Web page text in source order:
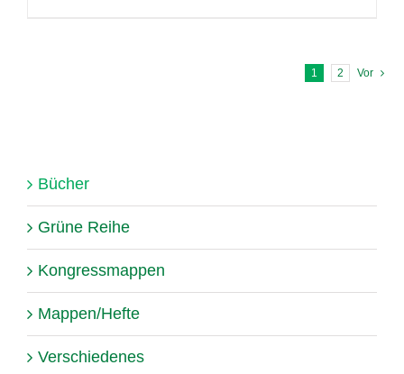
1 2 Vor
Bücher
Grüne Reihe
Kongressmappen
Mappen/Hefte
Verschiedenes